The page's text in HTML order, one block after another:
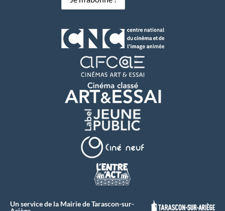
Un service de la Mairie de Tarascon-sur-